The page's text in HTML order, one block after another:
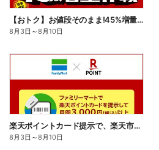
【おトク】お値段そのまま!45%増量作戦!
8月3日 ～8月10日
楽天ポイントカード提示で、楽天市場でのお買い物がおトクに!
8月3日 ～8月10日